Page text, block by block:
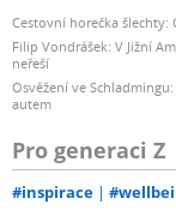
Cestovní horečka šlechty:
Filip Vondrášek: V Jižní
neřeší
Osvěžení ve
autem
Pro generaci Z
#inspirace